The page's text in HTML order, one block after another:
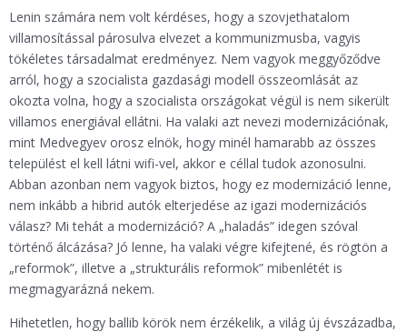
Lenin számára nem volt kérdéses, hogy a szovjethatalom
villamosítással párosulva elvezet a kommunizmusba, vagyis
tökéletes társadalmat eredményez. Nem vagyok meggyőződve
arról, hogy a szocialista gazdasági modell összeomlását az
okozta volna, hogy a szocialista országokat végül is nem sikerült
villamos energiával ellátni. Ha valaki azt nevezi modernizációnak,
mint Medvegyev orosz elnök, hogy minél hamarabb az összes
települést el kell látni wifi-vel, akkor e céllal tudok azonosulni.
Abban azonban nem vagyok biztos, hogy ez modernizáció lenne,
nem inkább a hibrid autók elterjedése az igazi modernizációs
válasz? Mi tehát a modernizáció? A „haladás” idegen szóval
történő álcázása? Jó lenne, ha valaki végre kifejtené, és rögtön a
„reformok”, illetve a „strukturális reformok” mibenlétét is
megmagyarázná nekem.
Hihetetlen, hogy ballib körök nem érzékelik, a világ új évszázadba,